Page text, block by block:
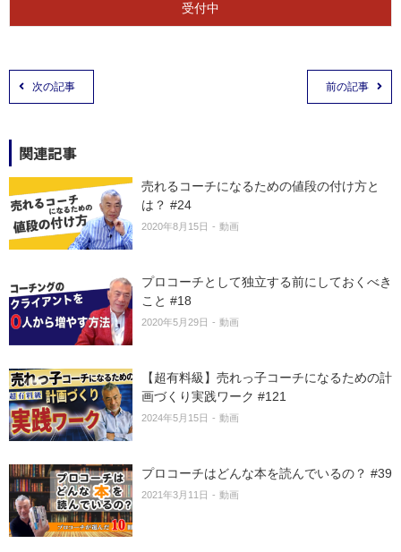
受付中
前の記事
次の記事
関連記事
売れるコーチになるための値段の付け方と
は？ #24
2020年8月15日 動画
プロコーチとして独立する前にしておくべき
こと #18
2020年5月29日 動画
【超有料級】売れっ子コーチになるための計
画づくり実践ワーク #121
2024年5月15日 動画
プロコーチはどんな本を読んでいるの？ #39
2021年3月11日 動画